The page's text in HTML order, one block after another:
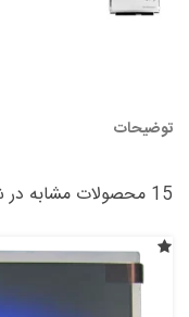
توضیحات
15 محصولات مشابه در شاخه های مختلف: